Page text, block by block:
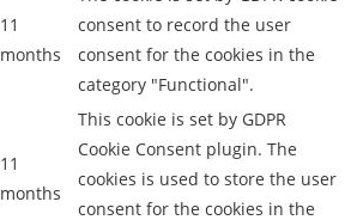
11
months
consent to record the user
consent for the cookies in the
category "Functional".
11
months
This cookie is set by GDPR
Cookie Consent plugin. The
cookies is used to store the user
consent for the cookies in the